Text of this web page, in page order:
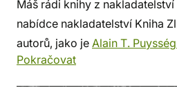
Máš rádi knihy z
nabídce nakladatelství Kniha
autorů, jako je Alain T.
publikace.
Pokračovat